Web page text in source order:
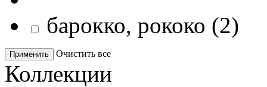
барокко, рококо (2)
Применить Очистить все
Коллекции